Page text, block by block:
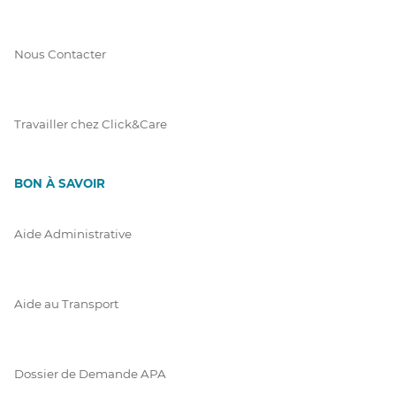
Nous Contacter
Travailler chez Click&Care
BON À SAVOIR
Aide Administrative
Aide au Transport
Dossier de Demande APA